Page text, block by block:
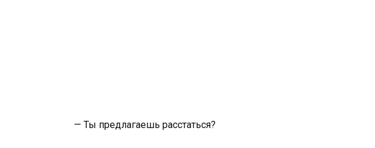
— Ты предлагаешь расстаться?